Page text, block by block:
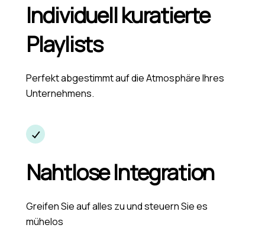
Individuell kuratierte
Playlists
Perfekt abgestimmt auf die Atmosphäre Ihres
Unternehmens.
Nahtlose Integration
Greifen Sie auf alles zu und steuern Sie es
mühelos